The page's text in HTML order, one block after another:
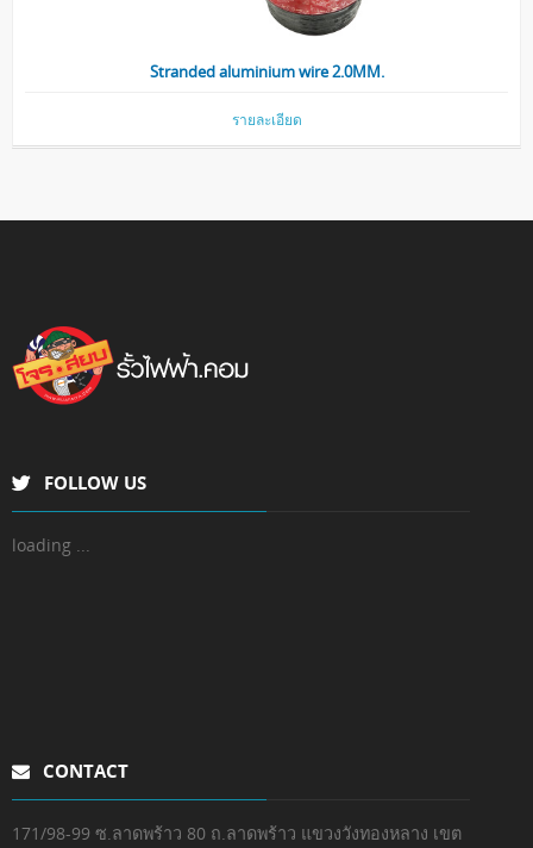
Stranded aluminium wire 2.0MM.
รายละเอียด
FOLLOW US
loading ...
CONTACT
171/98-99 ซ.ลาดพร้าว 80 ถ.ลาดพร้าว แขวงวังทองหลาง เขต